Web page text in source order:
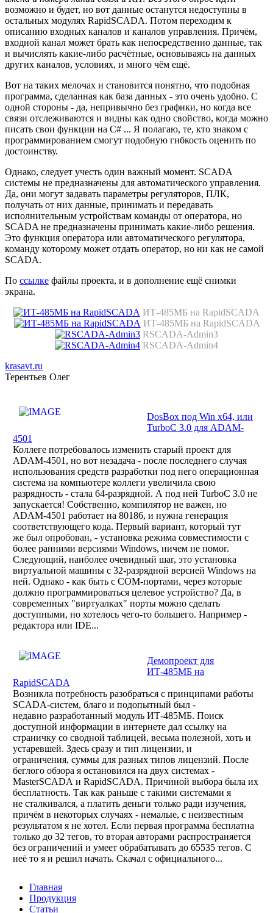
возможно и будет, но вот данные останутся недоступны в
остальных модулях RapidSCADA. Потом переходим к
описанию входных каналов и каналов управления. Причём,
входной канал может брать как непосредственно данные, так
и вычислять какие-либо расчётные, основываясь на данных
других каналов, условиях, и много чём ещё.
Вот на таких мелочах и становится понятно, что подобная
программа, сделанная как база данных - это очень удобно. С
одной стороны - да, непривычно без графики, но когда все
связи отслеживаются и видны как одно свойство, когда можно
писать свои функции на C# ... Я полагаю, те, кто знаком с
программированием смогут подобную гибкость оценить по
достоинству.
Однако, следует учесть один важный момент. SCADA
системы не предназначены для автоматического управления.
Да, они могут задавать параметры регуляторов, ПЛК,
получать от них данные, принимать и передавать
исполнительным устройствам команды от оператора, но
SCADA не предназначены принимать какие-либо решения.
Это функция оператора или автоматического регулятора,
команду которому может отдать оператор, но ни как не самой
SCADA.
По ссылке файлы проекта, и в дополнение ещё снимки
экрана.
ИТ-485МБ на RapidSCADA
ИТ-485МБ на RapidSCADA
RSCADA-Admin3
RSCADA-Admin4
krasavt.ru
Терентьев Олег
DosBox под Win x64, или
TurboC 3.0 для ADAM-
4501
Коллеге потребовалось изменить старый проект для
ADAM-4501, но вот незадача - после последнего случая
использования средств разработки под него операционная
система на компьютере коллеги увеличила свою
разрядность - стала 64-разрядной. А под ней TurboC 3.0 не
запускается! Собственно, компилятор не важен, но
ADAM-4501 работает на 80186, и нужна генерация
соответствующего кода. Первый вариант, который тут
же был опробован, - установка режима совместимости с
более ранними версиями Windows, ничем не помог.
Следующий, наиболее очевидный шаг, это установка
виртуальной машины с 32-разрядной версией Windows на
ней. Однако - как быть с COM-портами, через которые
должно программироваться целевое устройство? Да, в
современных "виртуалках" порты можно сделать
доступными, но хотелось чего-то большего. Например -
редактора или IDE...
Демопроект для
ИТ-485МБ на
RapidSCADA
Возникла потребность разобраться с принципами работы
SCADA-систем, благо и подопытный был -
недавно разработанный модуль ИТ-485МБ. Поиск
доступной информации в интернете дал ссылку на
страничку со сводной таблицей, весьма полезной, хоть и
устаревшей. Здесь сразу и тип лицензии, и
ограничения, суммы для разных типов лицензий. После
беглого обзора я остановился на двух системах -
MasterSCADA и RapidSCADA. Причиной выбора была их
бесплатность. Так как раньше с такими системами я
не сталкивался, а платить деньги только ради изучения,
причём в некоторых случаях - немалые, с неизвестным
результатом я не хотел. Если первая программа бесплатна
только до 32 тегов, то вторая авторами распространяется
без ограничений и умеет обрабатывать до 65535 тегов. С
неё то я и решил начать. Скачал с официального...
Главная
Продукция
Статьи